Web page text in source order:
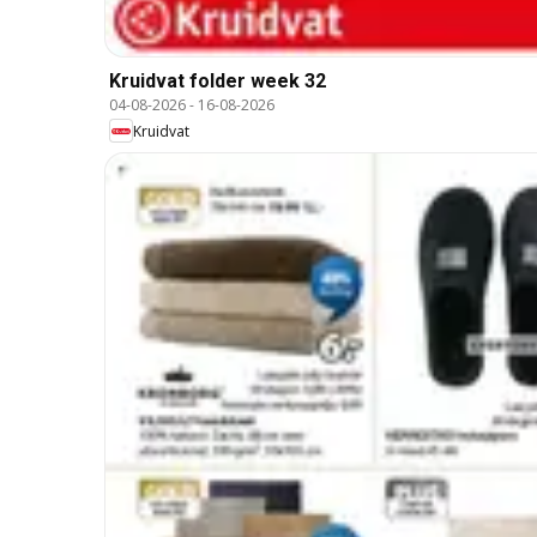
Kruidvat folder week 32
04-08-2026- 16-08-2026
Kruidvat